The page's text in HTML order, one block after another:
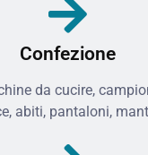
Confezione
da cucire,
abiti, pantaloni,